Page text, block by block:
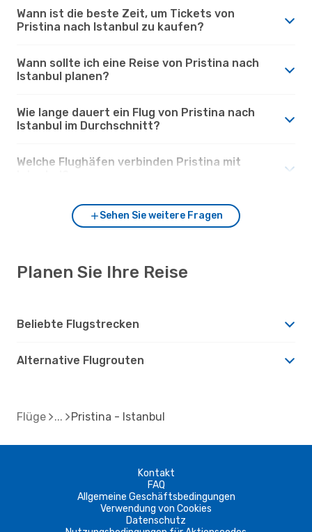
Wann ist die beste Zeit, um Tickets von
Pristina nach Istanbul zu kaufen?
Wann sollte ich eine Reise von Pristina nach
Istanbul planen?
Wie lange dauert ein Flug von Pristina nach
Istanbul im Durchschnitt?
Welche Flughäfen verbinden Pristina mit
Sehen Sie weitere Fragen
Planen Sie Ihre Reise
Beliebte Flugstrecken
Alternative Flugrouten
Flüge Pristina - Istanbul
Kontakt
FAQ
Allgemeine Geschäftsbedingungen
Verwendung von Cookies
Datenschutz